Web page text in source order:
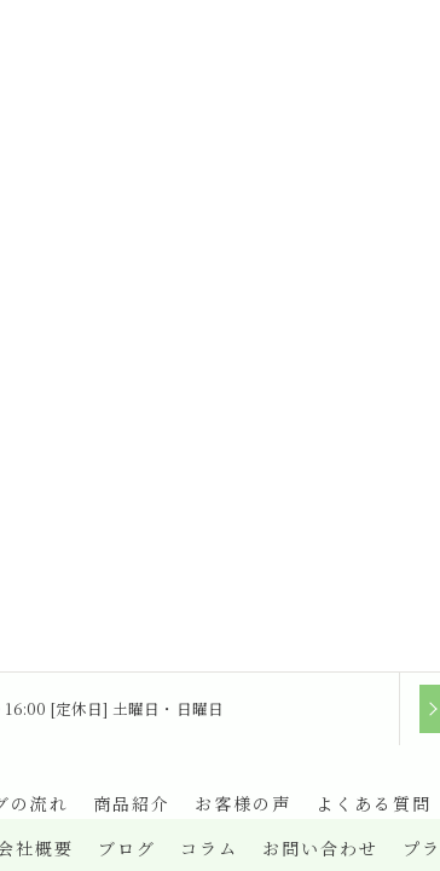
[定休日] 土曜日・日曜日
の流れ 商品紹介 お客様の声 よくある質問
社概要 ブログ コラム お問い合わせ プ